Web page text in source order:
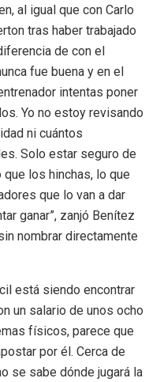
al igual que con Carlo
tras haber trabajado
de con el
fue buena y en el
intentas poner
Yo no estoy revisando
ni cuántos
Solo estar seguro de
que los hinchas, lo que
que lo van a dar
ganar”, zanjó Benítez
nombrar directamente
está siendo encontrar
un salario de unos ocho
físicos, parece que
por él. Cerca de
se sabe dónde jugará la